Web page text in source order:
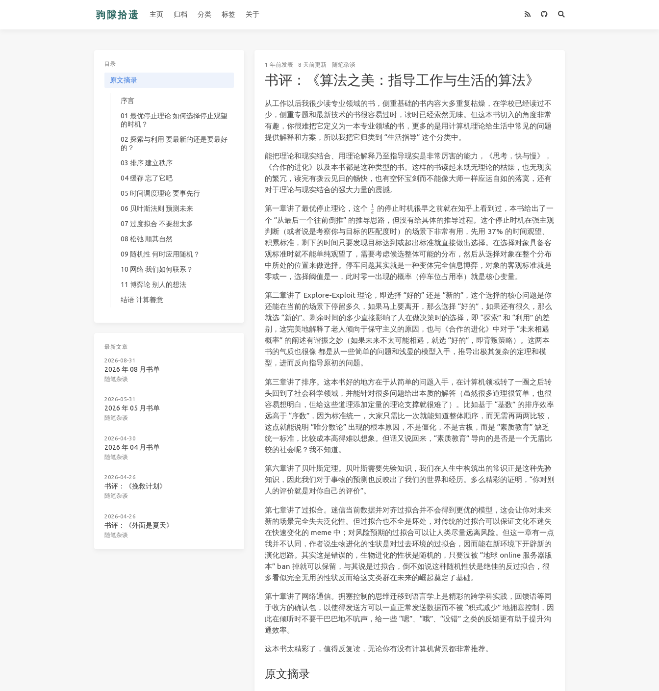
主页 归档 分类 标签 关于
1 年前发表 8 天前更新 随笔杂谈
书评：《算法之美：指导工作与生活的算法》
从工作以后我很少读专业领域的书，侧重基础的书内容大多重复枯燥，在学校已经读过不
少，侧重专题和最新技术的书很容易过时，读时已经索然无味。但这本书切入的角度非常
有趣，你很难把它定义为一本专业领域的书，更多的是用计算机理论给生活中常见的问题
提供解释和方案，所以我把它归类到 “生活指导” 这个分类中。
能把理论和现实结合、用理论解释乃至指导现实是非常厉害的能力，《思考，快与慢》，
《合作的进化》以及本书都是这种类型的书。这样的书读起来既无理论的枯燥，也无现实
的繁冗，读完有拨云见日的畅快，也有空怀宝剑而不能像大师一样应运自如的落寞，还有
对于理论与现实结合的强大力量的震撼。
第一章讲了最优停止理论，这个 1
e
1
的停止时机很早之前就在知乎上看到过，本书给出了一
个 “从最后一个往前倒推” 的推导思路，但没有给具体的推导过程。这个停止时机在强主观
判断（或者说是考察你与目标的匹配度时）的场景下非常有用，先用 37% 的时间观望、
积累标准，剩下的时间只要发现目标达到或超出标准就直接做出选择。在选择对象具备客
观标准时就不能单纯观望了，需要考虑候选整体可能的分布，然后从选择对象在整个分布
中所处的位置来做选择。停车问题其实就是一种变体完全信息博弈，对象的客观标准就是
零或一，选择阈值是一，此时零一出现的概率（停车位占用率）就是核心变量。
第二章讲了 Explore-Exploit 理论，即选择 “好的” 还是 “新的”，这个选择的核心问题是你
还能在当前的场景下停留多久，如果马上要离开，那么选择 “好的”，如果还有很久，那么
就选 “新的”。剩余时间的多少直接影响了人在做决策时的选择，即 “探索” 和 “利用” 的差
别，这完美地解释了老人倾向于保守主义的原因，也与《合作的进化》中对于 “未来相遇
概率” 的阐述有谐振之妙（如果未来不太可能相遇，就选 “好的”，即背叛策略）。这两本
书的气质也很像 都是从一些简单的问题和浅显的模型入手，推导出极其复杂的定理和模
型，进而反向指导原初的问题。
第三章讲了排序。这本书好的地方在于从简单的问题入手，在计算机领域转了一圈之后转
头回到了社会科学领域，并能针对很多问题给出本质的解答（虽然很多道理很简单，也很
容易想明白，但给这些道理添加定量的理论支撑就很难了）。比如基于 “基数” 的排序效率
远高于 “序数”，因为标准统一，大家只需比一次就能知道整体顺序，而无需再两两比较，
这点就能说明 “唯分数论” 出现的根本原因，不是僵化，不是古板，而是 “素质教育” 缺乏
统一标准，比较成本高得难以想象。但话又说回来，“素质教育” 导向的是否是一个无需比
较的社会呢？我不知道。
第六章讲了贝叶斯定理。贝叶斯需要先验知识，我们在人生中构筑出的常识正是这种先验
知识，因此我们对于事物的预测也反映出了我们的世界和经历。多么精彩的证明，“你对别
人的评价就是对你自己的评价”。
第七章讲了过拟合。迷信当前数据并对齐过拟合并不会得到更优的模型，这会让你对未来
新的场景完全失去泛化性。但过拟合也不全是坏处，对传统的过拟合可以保证文化不迷失
在快速变化的 meme 中；对风险预期的过拟合可以让人类尽量远离风险。但这一章有一点
我并不认同，作者说生物进化的性状是对过去环境的过拟合，因而能在新环境下开辟新的
演化思路。其实这是错误的，生物进化的性状是随机的，只要没被 “地球 online 服务器版
本” ban 掉就可以保留，与其说是过拟合，倒不如说这种随机性状是绝佳的反过拟合，很
多看似完全无用的性状反而给这支类群在未来的崛起奠定了基础。
第十章讲了网络通信。拥塞控制的思维迁移到语言学上是精彩的跨学科实践，回馈语等同
于收方的确认包，以使得发送方可以一直正常发送数据而不被 “积式减少” 地拥塞控制，因
此在倾听时不要干巴巴地不吭声，给一些 “嗯”、“哦”、“没错” 之类的反馈更有助于提升沟
通效率。
这本书太精彩了，值得反复读，无论你有没有计算机背景都非常推荐。
原文摘录
目录
原文摘录
序言
01 最优停止理论 如何选择停止观望
的时机？
02 探索与利用 要最新的还是要最好
的？
03 排序 建立秩序
04 缓存 忘了它吧
05 时间调度理论 要事先行
06 贝叶斯法则 预测未来
07 过度拟合 不要想太多
08 松弛 顺其自然
09 随机性 何时应用随机？
10 网络 我们如何联系？
11 博弈论 别人的想法
结语 计算善意
最新文章
2026-08-31
2026 年 08 月书单
随笔杂谈
2026-05-31
2026 年 05 月书单
随笔杂谈
2026-04-30
2026 年 04 月书单
随笔杂谈
2026-04-26
书评：《挽救计划》
随笔杂谈
2026-04-26
书评：《外面是夏天》
随笔杂谈